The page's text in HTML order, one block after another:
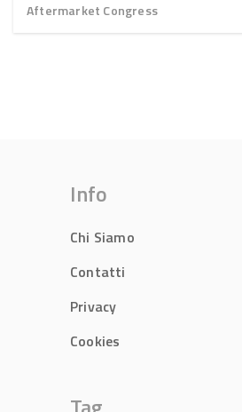
Aftermarket Congress
Info
Chi Siamo
Contatti
Privacy
Cookies